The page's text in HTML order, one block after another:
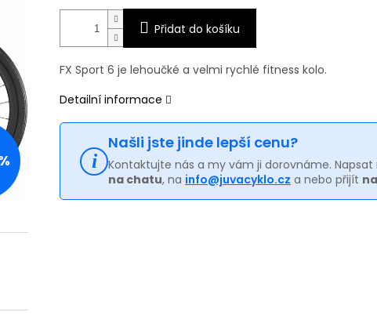
Přidat do košíku
FX Sport 6 je lehoučké a velmi rychlé fitness kolo.
Detailní informace
Našli jste jinde lepší cenu?
Kontaktujte nás a my vám ji dorovnáme.
na chatu, na info@juvacyklo.cz a nebo přijít